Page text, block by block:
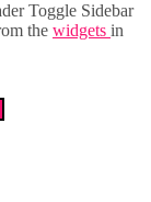
Toggle Sidebar
the widgets in